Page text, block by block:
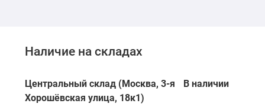
Наличие на складах
Центральный склад (Москва, 3-я
Хорошёвская улица, 18к1)
В наличии